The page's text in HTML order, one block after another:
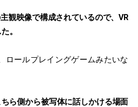
観映像で構成されているので、VR
。
ロールプレイングゲームみたいな
ら側から被写体に話しかける場面